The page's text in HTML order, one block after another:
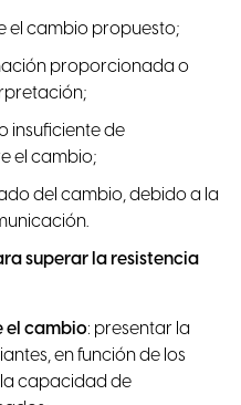
el cambio propuesto;
proporcionada o
insuficiente de
el cambio;
del cambio, debido a la
superar la resistencia
el cambio: presentar la
en función de los
la capacidad de